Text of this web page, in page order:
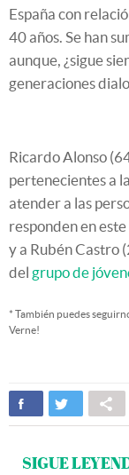
España con
40 años. Se han
aunque, ¿sigue
generaciones
Ricardo Alonso
pertenecientes a la
atender a las
responden en
y a Rubén Castro
del grupo de
* También puedes
Verne!
SIGUE